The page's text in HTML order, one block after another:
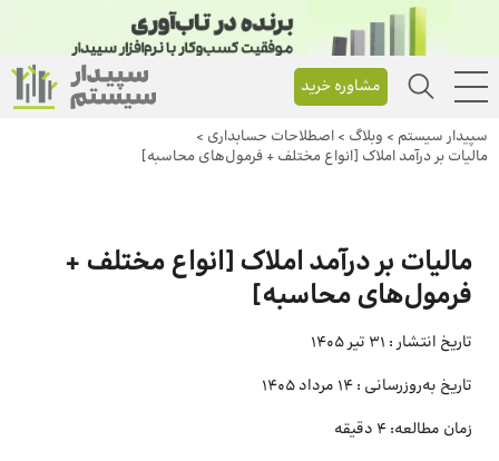
مشاوره خرید
سپیدار سیستم > وبلاگ > اصطلاحات حسابداری >
مالیات بر درآمد املاک [انواع مختلف + فرمول‌های محاسبه]
مالیات بر درآمد املاک [انواع مختلف +
فرمول‌های محاسبه]
تاریخ انتشار : 31 تیر 1405
تاریخ به‌روزرسانی : 14 مرداد 1405
زمان مطالعه: 4 دقیقه